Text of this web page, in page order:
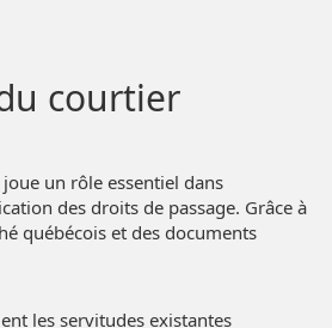
courtier
un rôle essentiel dans
des droits de passage. Grâce à
québécois et des documents
les servitudes existantes